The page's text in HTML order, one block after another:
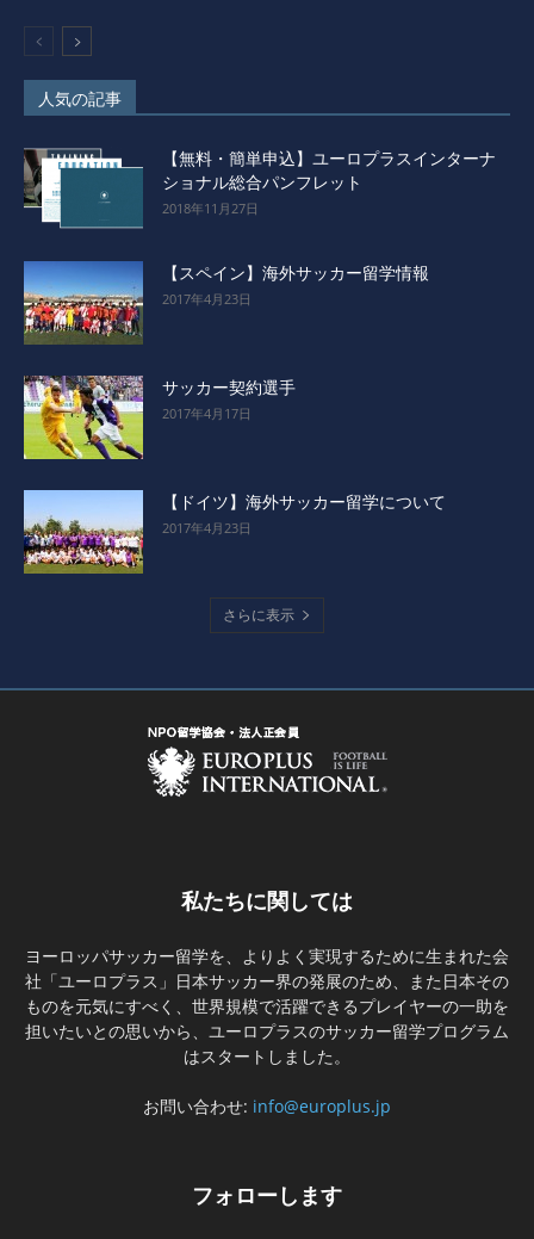
人気の記事
【無料・簡単申込】ユーロプラスインターナ
ショナル総合パンフレット
2018年11月27日
【スペイン】海外サッカー留学情報
2017年4月23日
サッカー契約選手
2017年4月17日
【ドイツ】海外サッカー留学について
2017年4月23日
さらに表示
私たちに関しては
ヨーロッパサッカー留学を、よりよく実現するために生まれた会
社「ユーロプラス」日本サッカー界の発展のため、また日本その
ものを元気にすべく、世界規模で活躍できるプレイヤーの一助を
担いたいとの思いから、ユーロプラスのサッカー留学プログラム
はスタートしました。
お問い合わせ: info@europlus.jp
フォローします